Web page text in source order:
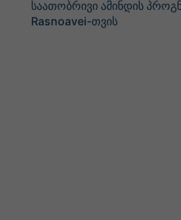
საათობრივი ამინდის
Rasnoavei-თვის